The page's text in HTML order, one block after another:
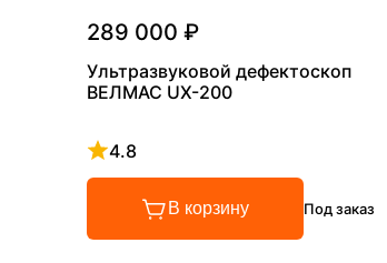
289 000 ₽
Ультразвуковой дефектоскоп
ВЕЛМАС UX-200
4.8
Рейтинг 4.8 из 5
В корзину Под заказ